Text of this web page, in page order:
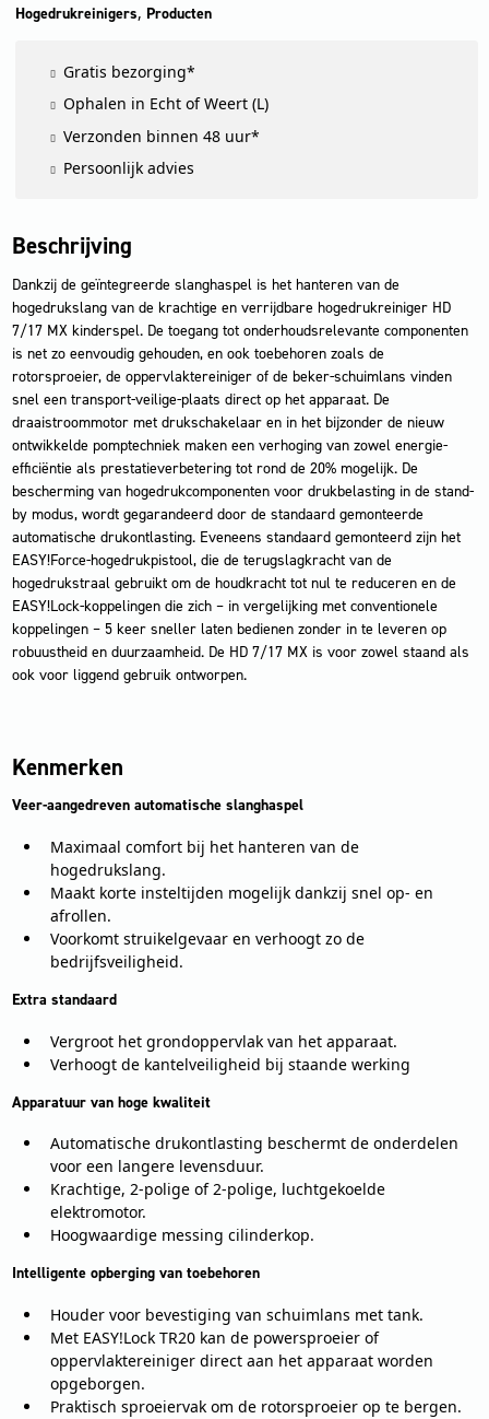
Hogedrukreinigers, Producten
Gratis bezorging*
Ophalen in Echt of Weert (L)
Verzonden binnen 48 uur*
Persoonlijk advies
Beschrijving
Dankzij de geïntegreerde slanghaspel is het hanteren van de
hogedrukslang van de krachtige en verrijdbare hogedrukreiniger HD
7/17 MX kinderspel. De toegang tot onderhoudsrelevante componenten
is net zo eenvoudig gehouden, en ook toebehoren zoals de
rotorsproeier, de oppervlaktereiniger of de beker-schuimlans vinden
snel een transport-veilige-plaats direct op het apparaat. De
draaistroommotor met drukschakelaar en in het bijzonder de nieuw
ontwikkelde pomptechniek maken een verhoging van zowel energie-
efficiëntie als prestatieverbetering tot rond de 20% mogelijk. De
bescherming van hogedrukcomponenten voor drukbelasting in de stand-
by modus, wordt gegarandeerd door de standaard gemonteerde
automatische drukontlasting. Eveneens standaard gemonteerd zijn het
EASY!Force-hogedrukpistool, die de terugslagkracht van de
hogedrukstraal gebruikt om de houdkracht tot nul te reduceren en de
EASY!Lock-koppelingen die zich – in vergelijking met conventionele
koppelingen – 5 keer sneller laten bedienen zonder in te leveren op
robuustheid en duurzaamheid. De HD 7/17 MX is voor zowel staand als
ook voor liggend gebruik ontworpen.
Kenmerken
Veer-aangedreven automatische slanghaspel
Maximaal comfort bij het hanteren van de
hogedrukslang.
Maakt korte insteltijden mogelijk dankzij snel op- en
afrollen.
Voorkomt struikelgevaar en verhoogt zo de
bedrijfsveiligheid.
Extra standaard
Vergroot het grondoppervlak van het apparaat.
Verhoogt de kantelveiligheid bij staande werking
Apparatuur van hoge kwaliteit
Automatische drukontlasting beschermt de onderdelen
voor een langere levensduur.
Krachtige, 2-polige of 2-polige, luchtgekoelde
elektromotor.
Hoogwaardige messing cilinderkop.
Intelligente opberging van toebehoren
Houder voor bevestiging van schuimlans met tank.
Met EASY!Lock TR20 kan de powersproeier of
oppervlaktereiniger direct aan het apparaat worden
opgeborgen.
Praktisch sproeiervak om de rotorsproeier op te bergen.